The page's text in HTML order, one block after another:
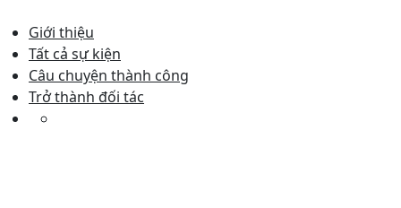
to
content
Giới thiệu
Tất cả sự kiện
Câu chuyện thành công
Trở thành đối tác